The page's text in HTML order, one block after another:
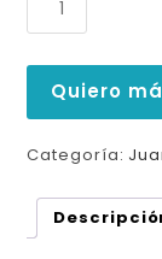
Quiero
Categoría: